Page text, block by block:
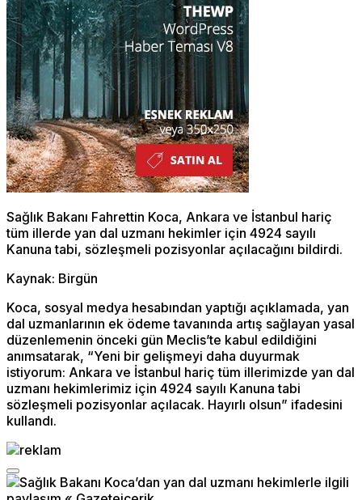
Sağlık Bakanı Fahrettin Koca, Ankara ve İstanbul hariç
tüm illerde yan dal uzmanı hekimler için 4924 sayılı
Kanuna tabi, sözleşmeli pozisyonlar açılacağını bildirdi.
Kaynak: Birgün
Koca, sosyal medya hesabından yaptığı açıklamada, yan
dal uzmanlarının ek ödeme tavanında artış sağlayan yasal
düzenlemenin önceki gün Meclis’te kabul edildiğini
anımsatarak, “Yeni bir gelişmeyi daha duyurmak
istiyorum: Ankara ve İstanbul hariç tüm illerimizde yan dal
uzmanı hekimlerimiz için 4924 sayılı Kanuna tabi
sözleşmeli pozisyonlar açılacak. Hayırlı olsun” ifadesini
kullandı.